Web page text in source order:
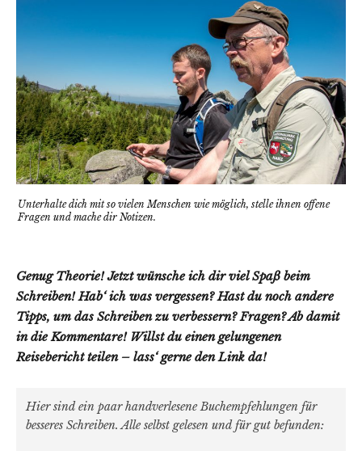
Unterhalte dich mit so vielen Menschen wie möglich, stelle ihnen offene
Fragen und mache dir Notizen.
Genug Theorie! Jetzt wünsche ich dir viel Spaß beim
Schreiben! Hab‘ ich was vergessen? Hast du noch andere
Tipps, um das Schreiben zu verbessern? Fragen? Ab damit
in die Kommentare! Willst du einen gelungenen
Reisebericht teilen – lass‘ gerne den Link da!
Hier sind ein paar handverlesene Buchempfehlungen für
besseres Schreiben. Alle selbst gelesen und für gut befunden: